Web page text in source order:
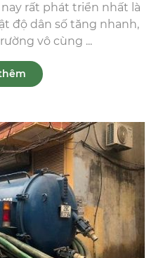
rất phát triển nhất là
độ dân số tăng nhanh,
vô cùng ...